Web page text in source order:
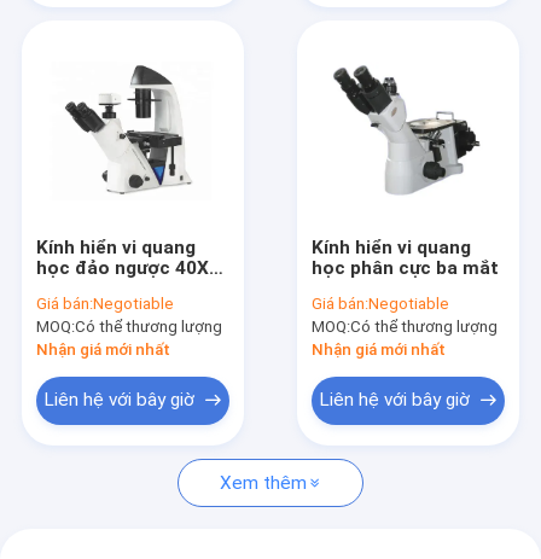
Kính hiển vi quang học đảo ngược
Kính hiển vi huỳnh quang LED
Kính hiển vi so sánh pháp y
Kính hiển vi trường tối
Kính hiển vi âm thanh nổi zoom
Kính hiển vi kỹ thuật số quang học
Kính hiển vi điện tử quét
Kính hiển vi quang
học đảo ngược 40X
22mm ba mắt
Giá bán:Negotiable
MOQ:Có thể thương lượng
Nhận giá mới nhất
Liên hệ với bây giờ
Kính hiển vi quang
học phân cực ba mắt
Giá bán:Negotiable
MOQ:Có thể thương lượng
Nhận giá mới nhất
Liên hệ với bây giờ
Xem thêm